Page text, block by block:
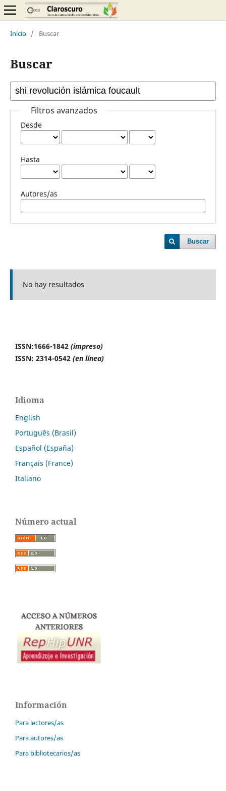
Inicio / Buscar
Buscar
Filtros avanzados
Desde
Hasta
Autores/as
Buscar
No hay resultados
ISSN:1666-1842 (impreso)
ISSN: 2314-0542 (en línea)
Idioma
English
Português (Brasil)
Español (España)
Français (France)
Italiano
Número actual
Información
Para lectores/as
Para autores/as
Para bibliotecarios/as